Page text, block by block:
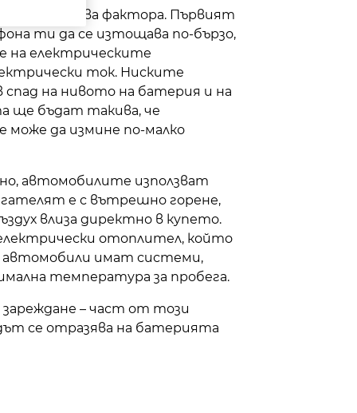
от два фактора. Първият
ти да се изтощава по-бързо,
на електрическите
ток. Ниските
на нивото на батерия и на
ще бъдат такива, че
да измине по-малко
автомобилите използват
е с вътрешно горене,
влиза директно в купето.
отоплител, който
автомобили имат системи,
температура за пробега.
– част от този
се отразява на батерията